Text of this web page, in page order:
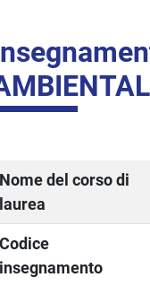
Nome del corso di
laurea
Codice
insegnamento